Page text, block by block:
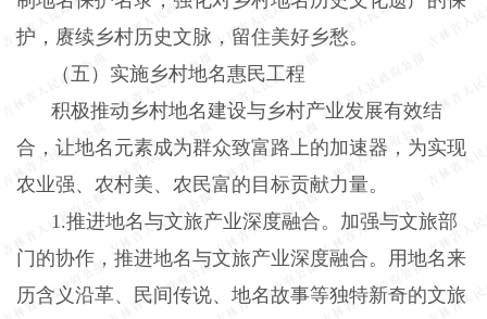
护，赓续乡村历史文脉，留住美好乡愁。
（五）实施乡村地名惠民工程
积极推动乡村地名建设与乡村产业发展有效结
合，让地名元素成为群众致富路上的加速器，为实现
农业强、农村美、农民富的目标贡献力量。
1.推进地名与文旅产业深度融合。加强与文旅部
门的协作，推进地名与文旅产业深度融合。用地名来
历含义沿革、民间传说、地名故事等独特新奇的文旅